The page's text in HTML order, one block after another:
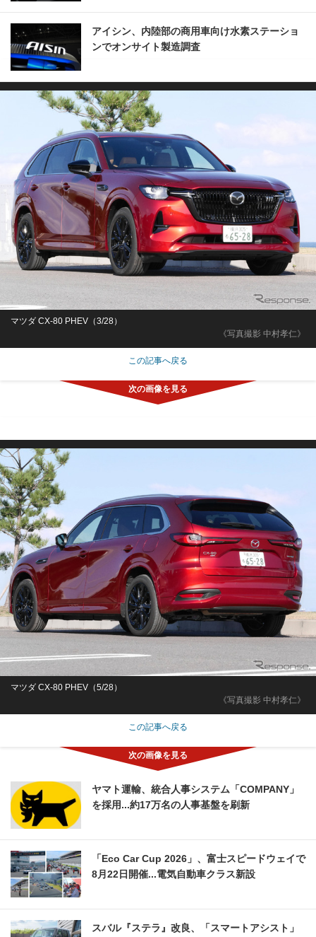
アイシン、内陸部の商用車向け水素ステーショ
ンでオンサイト製造調査
《写真撮影 中村孝仁》
マツダ CX-80 PHEV（3/28）
この記事へ戻る
《写真撮影 中村孝仁》
マツダ CX-80 PHEV（5/28）
この記事へ戻る
ヤマト運輸、統合人事システム「COMPANY」
を採用...約17万名の人事基盤を刷新
「Eco Car Cup 2026」、富士スピードウェイで
8月22日開催...電気自動車クラス新設
スバル『ステラ』改良、「スマートアシスト」